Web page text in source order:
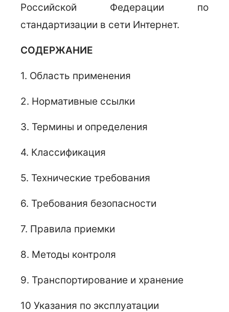
Российской Федерации по
стандартизации в сети Интернет.
СОДЕРЖАНИЕ
1. Область применения
2. Нормативные ссылки
3. Термины и определения
4. Классификация
5. Технические требования
6. Требования безопасности
7. Правила приемки
8. Методы контроля
9. Транспортирование и хранение
10 Указания по эксплуатации